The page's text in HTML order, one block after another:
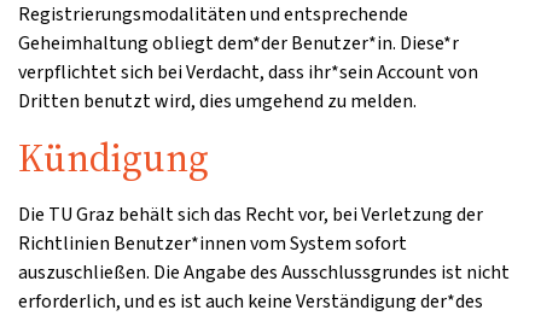
Registrierungsmodalitäten und entsprechende
Geheimhaltung obliegt dem*der Benutzer*in. Diese*r
verpflichtet sich bei Verdacht, dass ihr*sein Account von
Dritten benutzt wird, dies umgehend zu melden.
Kündigung
Die TU Graz behält sich das Recht vor, bei Verletzung der
Richtlinien Benutzer*innen vom System sofort
auszuschließen. Die Angabe des Ausschlussgrundes ist nicht
erforderlich, und es ist auch keine Verständigung der*des